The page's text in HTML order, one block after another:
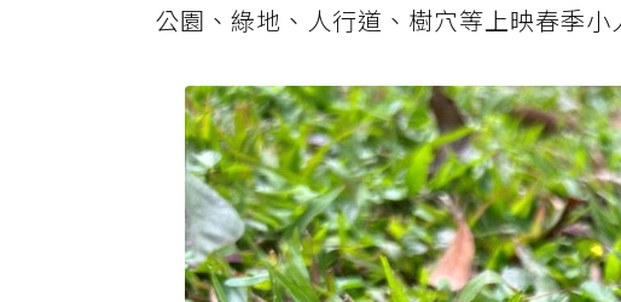
公園、綠地、人行道、樹穴等上映春季小